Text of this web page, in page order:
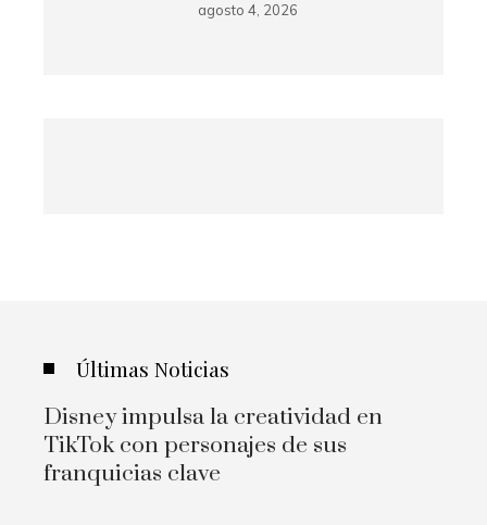
agosto 4, 2026
Últimas Noticias
Disney impulsa la creatividad en
TikTok con personajes de sus
franquicias clave